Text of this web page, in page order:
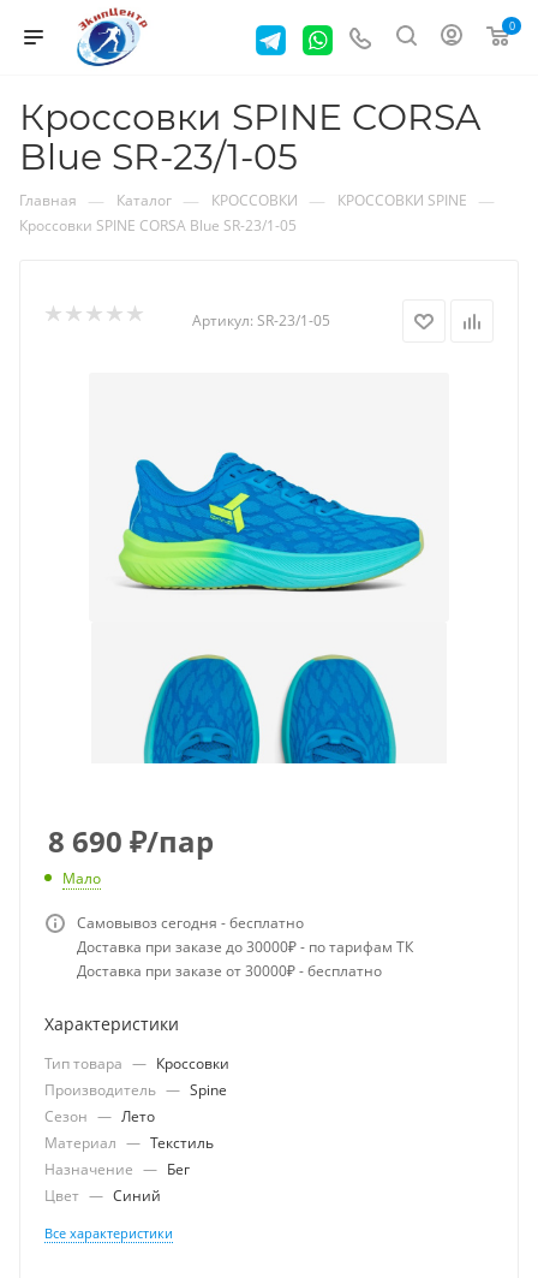
0
Кроссовки SPINE CORSA
Blue SR-23/1-05
Главная — Каталог — КРОССОВКИ — КРОССОВКИ SPINE —
Кроссовки SPINE CORSA Blue SR-23/1-05
Артикул: SR-23/1-05
8 690 ₽/пар
Мало
Самовывоз сегодня - бесплатно
Доставка при заказе до 30000₽ - по тарифам ТК
Доставка при заказе от 30000₽ - бесплатно
Характеристики
Тип товара — Кроссовки
Производитель — Spine
Сезон — Лето
Материал — Текстиль
Назначение — Бег
Цвет — Синий
Все характеристики